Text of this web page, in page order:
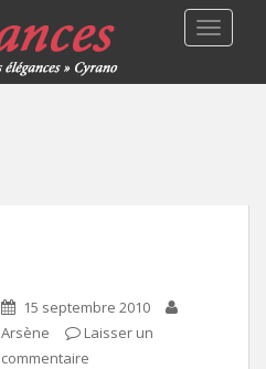
15 septembre 2010
Arsène
Laisser un
commentaire